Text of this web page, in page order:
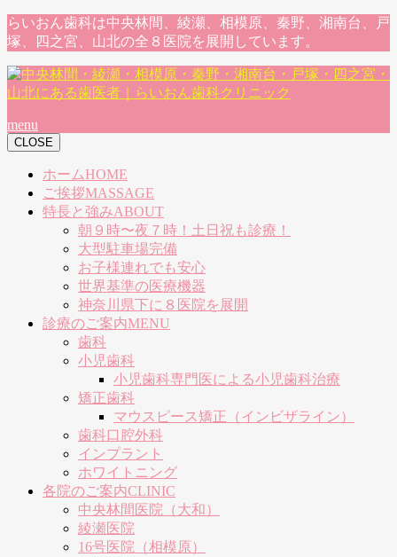
らいおん歯科は中央林間、綾瀬、相模原、秦野、湘南台、戸
塚、四之宮、山北の全８医院を展開しています。
menu
CLOSE
ホームHOME
ご挨拶MASSAGE
特長と強みABOUT
朝９時〜夜７時！土日祝も診療！
大型駐車場完備
お子様連れでも安心
世界基準の医療機器
神奈川県下に８医院を展開
診療のご案内MENU
歯科
小児歯科
小児歯科専門医による小児歯科治療
矯正歯科
マウスピース矯正（インビザライン）
歯科口腔外科
インプラント
ホワイトニング
各院のご案内CLINIC
中央林間医院（大和）
綾瀬医院
16号医院（相模原）